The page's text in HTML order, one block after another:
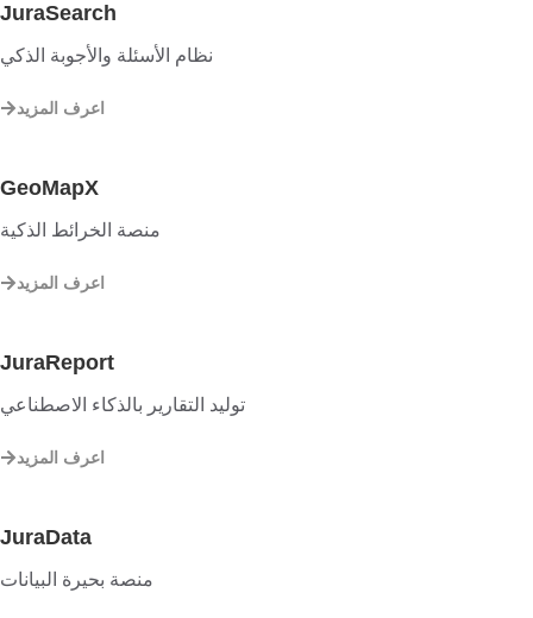
JuraSearch
نظام الأسئلة والأجوبة الذكي
اعرف المزيد
GeoMapX
منصة الخرائط الذكية
اعرف المزيد
JuraReport
توليد التقارير بالذكاء الاصطناعي
اعرف المزيد
JuraData
منصة بحيرة البيانات